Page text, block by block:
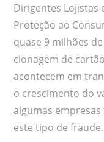
Dirigentes Lojistas
Proteção ao
quase 9 milhões
clonagem de
acontecem em
o crescimento do
algumas
este tipo de fraude.